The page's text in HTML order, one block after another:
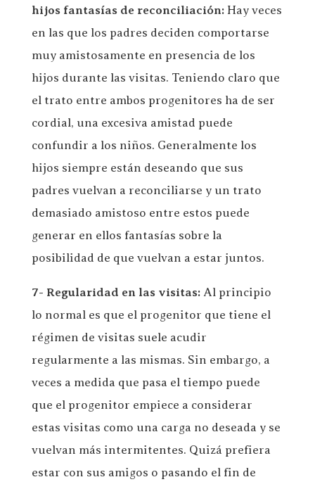
hijos fantasías de reconciliación:Hay veces
en las que los padres deciden comportarse
muy amistosamente en presencia de los
hijos durante las visitas. Teniendo claro que
el trato entre ambos progenitores ha de ser
cordial, una excesiva amistad puede
confundir a los niños. Generalmente los
hijos siempre están deseando que sus
padres vuelvan a reconciliarse y un trato
demasiado amistoso entre estos puede
generar en ellos fantasías sobre la
posibilidad de que vuelvan a estar juntos.
7- Regularidad en las visitas:Al principio
lo normal es que el progenitor que tiene el
régimen de visitas suele acudir
regularmente a las mismas. Sin embargo, a
veces a medida que pasa el tiempo puede
que el progenitor empiece a considerar
estas visitas como una carga no deseada y se
vuelvan más intermitentes. Quizá prefiera
estar con sus amigos o pasando el fin de